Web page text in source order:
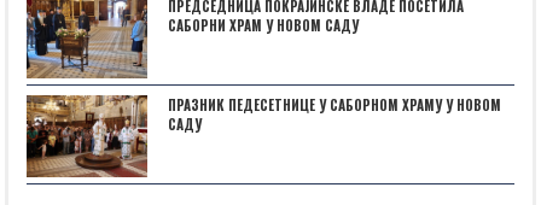
ПРЕДСЕДНИЦА ПОКРАЈИНСКЕ ВЛАДЕ ПОСЕТИЛА
САБОРНИ ХРАМ У НОВОМ САДУ
ПРАЗНИК ПЕДЕСЕТНИЦЕ У САБОРНОМ ХРАМУ У НОВОМ
САДУ